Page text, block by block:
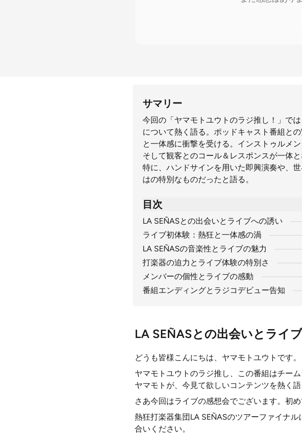
サマリー
今回の「ヤマモトユウトのラジ推し！」で
について熱く語る。ポッドキャスト番組と
と一体感に衝撃を受ける。インストゥルメ
そして観客とのコール＆レスポンスが一体
特に、ハンドサインを用いた即興演奏や、
はの特別なものだったと語る。
目次
LA SEÑASとの出会いとライブへの誘い
ライブ初体験：熱狂と一体感の渦
LA SEÑASの音楽性とライブの魅力
打楽器の迫力とライブ体験の特別さ
メンバーの個性とライブの感動
番組エンディングとラジコデビュー告知
LA SEÑASとの出会いとライ
どうも皆様こんにちは、ヤマモトユウトです。
ヤマモトユウトのラジ推し、この番組はチー
ヤマモトが、今見て欲しいコンテンツを熱く
さあ今回はライブの感想会でございます。初
熱狂打楽器集団LA SEÑASのツアーファイナ
合いください。